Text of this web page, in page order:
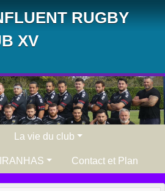
RUGBY
XV
La vie du club
Contact et Plan